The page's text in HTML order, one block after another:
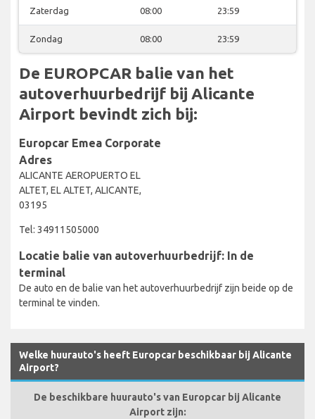
Zaterdag 08:00 23:59
Zondag 08:00 23:59
De EUROPCAR balie van het
autoverhuurbedrijf bij Alicante
Airport bevindt zich bij:
Europcar Emea Corporate
Adres
ALICANTE AEROPUERTO EL
ALTET, EL ALTET, ALICANTE,
03195
Tel: 34911505000
Locatie balie van autoverhuurbedrijf: In de
terminal
De auto en de balie van het autoverhuurbedrijf zijn beide op de
terminal te vinden.
Welke huurauto's heeft Europcar beschikbaar bij Alicante
Airport?
De beschikbare huurauto's van Europcar bij Alicante
Airport zijn: